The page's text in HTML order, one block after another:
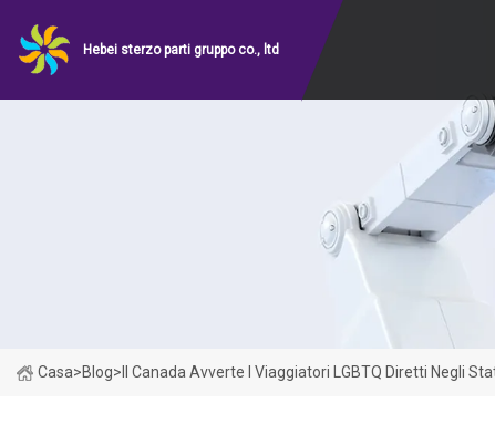
Hebei sterzo parti gruppo co., ltd
Casa>Blog> Il Canada Avverte I Viaggiatori LGBTQ Diretti Negli